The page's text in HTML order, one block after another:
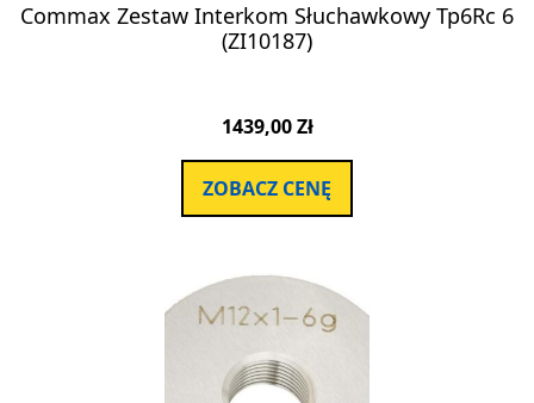
Commax Zestaw Interkom Słuchawkowy Tp6Rc 6
(ZI10187)
1439,00Zł
ZOBACZ CENĘ